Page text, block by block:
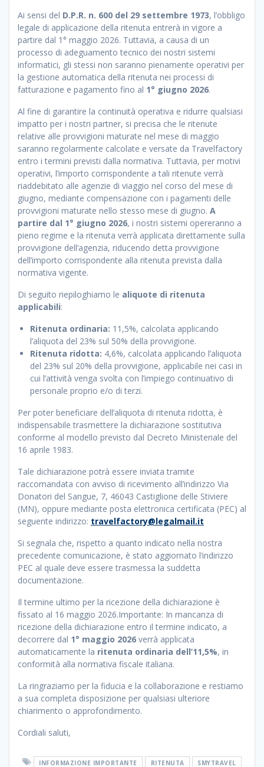
Ai sensi del D.P.R. n. 600 del 29 settembre 1973, l’obbligo
legale di applicazione della ritenuta entrerà in vigore a
partire dal 1° maggio 2026. Tuttavia, a causa di un
processo di adeguamento tecnico dei nostri sistemi
informatici, gli stessi non saranno pienamente operativi per
la gestione automatica della ritenuta nei processi di
fatturazione e pagamento fino al 1° giugno 2026.
Al fine di garantire la continuità operativa e ridurre qualsiasi
impatto per i nostri partner, si precisa che le ritenute
relative alle provvigioni maturate nel mese di maggio
saranno regolarmente calcolate e versate da Travelfactory
entro i termini previsti dalla normativa. Tuttavia, per motivi
operativi, l’importo corrispondente a tali ritenute verrà
riaddebitato alle agenzie di viaggio nel corso del mese di
giugno, mediante compensazione con i pagamenti delle
provvigioni maturate nello stesso mese di giugno. A
partire dal 1° giugno 2026, i nostri sistemi opereranno a
pieno regime e la ritenuta verrà applicata direttamente sulla
provvigione dell’agenzia, riducendo detta provvigione
dell’importo corrispondente alla ritenuta prevista dalla
normativa vigente.
Di seguito riepiloghiamo le aliquote di ritenuta
applicabili:
Ritenuta ordinaria: 11,5%, calcolata applicando
l’aliquota del 23% sul 50% della provvigione.
Ritenuta ridotta: 4,6%, calcolata applicando l’aliquota
del 23% sul 20% della provvigione, applicabile nei casi in
cui l’attività venga svolta con l’impiego continuativo di
personale proprio e/o di terzi.
Per poter beneficiare dell’aliquota di ritenuta ridotta, è
indispensabile trasmettere la dichiarazione sostitutiva
conforme al modello previsto dal Decreto Ministeriale del
16 aprile 1983.
Tale dichiarazione potrà essere inviata tramite
raccomandata con avviso di ricevimento all’indirizzo Via
Donatori del Sangue, 7, 46043 Castiglione delle Stiviere
(MN), oppure mediante posta elettronica certificata (PEC) al
seguente indirizzo: travelfactory@legalmail.it
Si segnala che, rispetto a quanto indicato nella nostra
precedente comunicazione, è stato aggiornato l’indirizzo
PEC al quale deve essere trasmessa la suddetta
documentazione.
Il termine ultimo per la ricezione della dichiarazione è
fissato al 16 maggio 2026.Importante: In mancanza di
ricezione della dichiarazione entro il termine indicato, a
decorrere dal 1° maggio 2026 verrà applicata
automaticamente la ritenuta ordinaria dell’11,5%, in
conformità alla normativa fiscale italiana.
La ringraziamo per la fiducia e la collaborazione e restiamo
a sua completa disposizione per qualsiasi ulteriore
chiarimento o approfondimento.
Cordiali saluti,
INFORMAZIONE IMPORTANTE RITENUTA SMYTRAVEL